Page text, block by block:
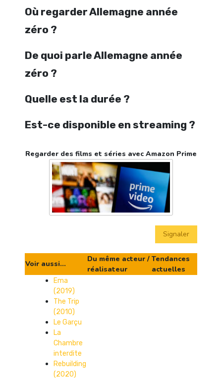
Où regarder Allemagne année
zéro ?
De quoi parle Allemagne année
zéro ?
Quelle est la durée ?
Est-ce disponible en streaming ?
Regarder des films et séries avec Amazon Prime
Signaler
Voir aussi...
Du même acteur /
réalisateur
Tendances
actuelles
Ema
(2019)
The Trip
(2010)
Le Garçu
La
Chambre
interdite
Rebuilding
(2020)